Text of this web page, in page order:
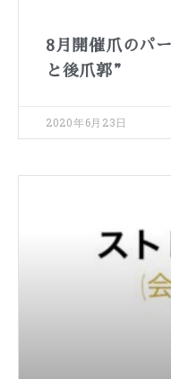
8月開催爪のパ
と後爪郭”
2020年6月23日